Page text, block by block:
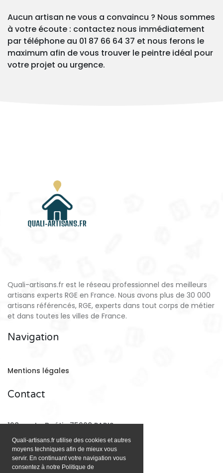
Quali-artisans.fr utilise des cookies et autres
moyens techniques afin de mieux vous
servir. En continuant votre navigation vous
consentez à notre Politique de
Aucun artisan ne vous a convaincu ? Nous sommes
à votre écoute : contactez nous immédiatement
par téléphone au 01 87 66 64 37 et nous ferons le
maximum afin de vous trouver le peintre idéal pour
votre projet ou urgence.
Quali-artisans.fr est le réseau professionnel des meilleurs
artisans experts RGE en France. Nous avons plus de 30 000
artisans référencés, RGE, experts dans tout corps de métier
et dans toutes les villes de France.
Navigation
Mentions légales
Contact
128 rue La Boétie 75008 PARIS
Email: contact@quali-artisans.fr